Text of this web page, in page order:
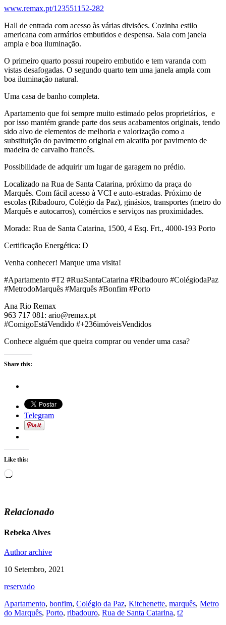
www.remax.pt/123551152-282
Hall de entrada com acesso às várias divisões. Cozinha estilo
americana com armários embutidos e despensa. Sala com janela
ampla e boa iluminação.
O primeiro quarto possui roupeiro embutido e tem varanda com
vistas desafogadas. O segundo quarto tem uma janela ampla com
boa iluminação natural.
Uma casa de banho completa.
Apartamento que foi sempre muito estimado pelos proprietários, e
por isso mantém grande parte dos seus acabamentos originais, tendo
sido alvo de elementos de melhoria e valorização como a
substituição do pavimento original em alcatifa por pavimento de
madeira de carvalho francês.
Possibilidade de adquirir um lugar de garagem no prédio.
Localizado na Rua de Santa Catarina, próximo da praça do
Marquês. Com fácil acesso à VCI e auto-estradas. Próximo de
escolas (Ribadouro, Colégio da Paz), ginásios, transportes (metro do
Marquês e autocarros), comércios e serviços nas proximidades.
Morada: Rua de Santa Catarina, 1500, 4 Esq. Frt., 4000-193 Porto
Certificação Energética: D
Venha conhecer! Marque uma visita!
#Apartamento #T2 #RuaSantaCatarina #Ribadouro #ColégiodaPaz
#MetrodoMarquês #Marquês #Bonfim #Porto
Ana Rio Remax
963 717 081: ario@remax.pt
#ComigoEstáVendido #+236imóveisVendidos
Conhece alguém que queira comprar ou vender uma casa?
Share this:
Telegram
Like this:
Loading…
Relacionado
Rebeka Alves
Author archive
10 Setembro, 2021
reservado
Apartamento, bonfim, Colégio da Paz, Kitchenette, marquês, Metro
do Marquês, Porto, ribadouro, Rua de Santa Catarina, t2